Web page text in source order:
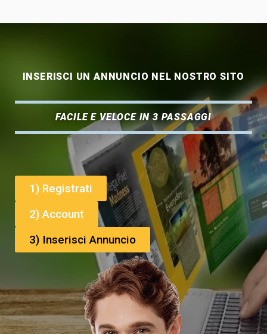
INSERISCI UN ANNUNCIO NEL NOSTRO SITO
FACILE E VELOCE IN 3 PASSAGGI
1) Registrati
2) Account
3) Inserisci Annuncio